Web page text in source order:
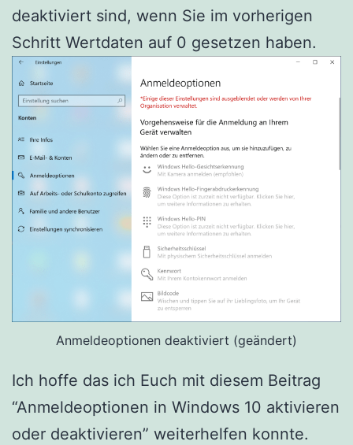
deaktiviert sind, wenn Sie im vorherigen
Schritt Wertdaten auf 0 gesetzen haben.
Anmeldeoptionen deaktiviert (geändert)
Ich hoffe das ich Euch mit diesem Beitrag
“Anmeldeoptionen in Windows 10 aktivieren
oder deaktivieren” weiterhelfen konnte.